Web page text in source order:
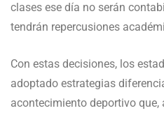
clases ese día no serán
tendrán repercusiones
Con estas decisiones, los
adoptado estrategias
acontecimiento deportivo que,